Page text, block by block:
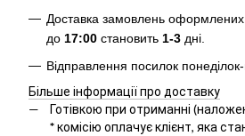
Доставка замовлень оформлених
до 17:00 становить 1-3 дні.
Відправлення посилок
Більше інформації про доставку
Готівкою при отриманні
*комісію оплачує клієнт, яка